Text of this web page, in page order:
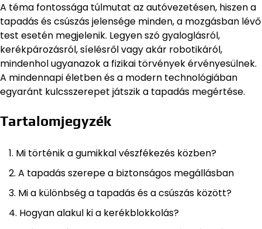
A téma fontossága túlmutat az autóvezetésen, hiszen a
tapadás és csúszás jelensége minden, a mozgásban lévő
test esetén megjelenik. Legyen szó gyaloglásról,
kerékpározásról, síelésről vagy akár robotikáról,
mindenhol ugyanazok a fizikai törvények érvényesülnek.
A mindennapi életben és a modern technológiában
egyaránt kulcsszerepet játszik a tapadás megértése.
Tartalomjegyzék
Mi történik a gumikkal vészfékezés közben?
A tapadás szerepe a biztonságos megállásban
Mi a különbség a tapadás és a csúszás között?
Hogyan alakul ki a kerékblokkolás?